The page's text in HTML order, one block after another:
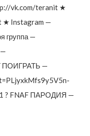
vk.com/teranit ★
★ Instagram —
группа —
ПОИГРАТЬ —
? FNAF ПАРОДИЯ —